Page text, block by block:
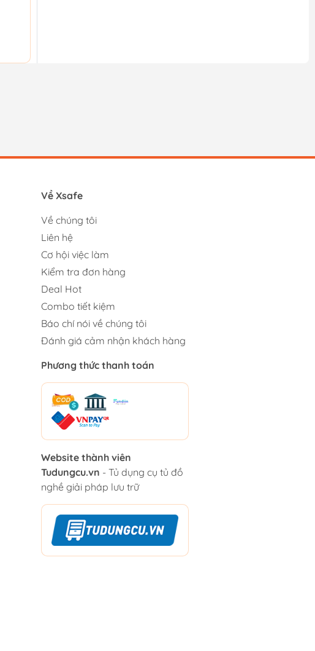
Về Xsafe
Về chúng tôi
Liên hệ
Cơ hội việc làm
Kiểm tra đơn hàng
Deal Hot
Combo tiết kiệm
Báo chí nói về chúng tôi
Đánh giá cảm nhận khách hàng
Phương thức thanh toán
Website thành viên
Tudungcu.vn - Tủ dụng cụ tủ đồ
nghề giải pháp lưu trữ